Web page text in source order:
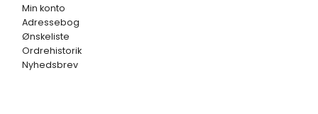
Min konto
Adressebog
Ønskeliste
Ordrehistorik
Nyhedsbrev